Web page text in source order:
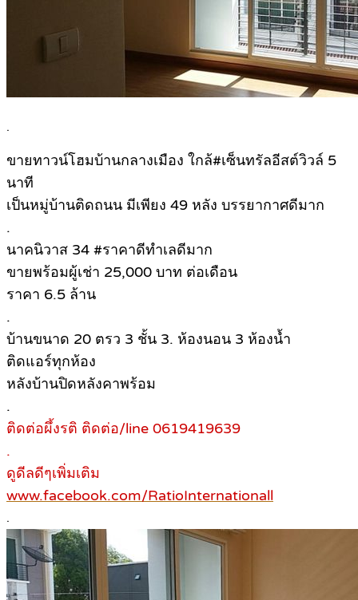
.
ขายทาวน์โฮมบ้านกลางเมือง ใกล้#เซ็นทรัลอีสต์วิวล์ 5
นาที
เป็นหมู่บ้านติดถนน มีเพียง 49 หลัง บรรยากาศดีมาก
.
นาคนิวาส 34 #ราคาดีทำเลดีมาก
ขายพร้อมผู้เช่า 25,000 บาท ต่อเดือน
ราคา 6.5 ล้าน
.
บ้านขนาด 20 ตรว 3 ชั้น 3. ห้องนอน 3 ห้องน้ำ
ติดแอร์ทุกห้อง
หลังบ้านปิดหลังคาพร้อม
.
ติดต่อผึ้งรติ ติดต่อ/line 0619419639
.
ดูดีลดีๆเพิ่มเติม
www.facebook.com/RatioInternationall
.